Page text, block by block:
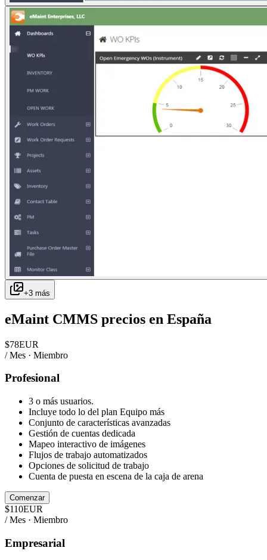
+3 más
eMaint CMMS precios en España
$78EUR
/ Mes · Miembro
Profesional
3 o más usuarios.
Incluye todo lo del plan Equipo más
Conjunto de características avanzadas
Gestión de cuentas dedicada
Mapeo interactivo de imágenes
Flujos de trabajo automatizados
Opciones de solicitud de trabajo
Cuenta de puesta en escena de la caja de arena
Comenzar
$110EUR
/ Mes · Miembro
Empresarial